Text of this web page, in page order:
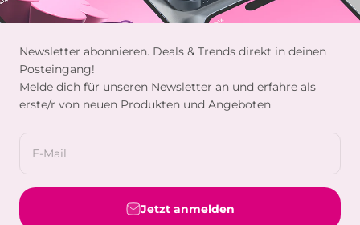
Newsletter abonnieren. Deals & Trends direkt in deinen
Posteingang!
Melde dich für unseren Newsletter an und erfahre als
erste/r von neuen Produkten und Angeboten
E-Mail
Jetzt anmelden